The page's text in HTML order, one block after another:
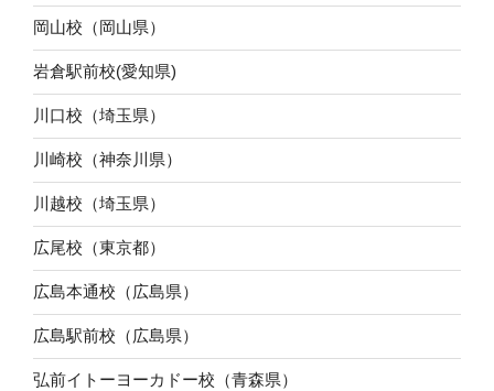
岡山校（岡山県）
岩倉駅前校(愛知県)
川口校（埼玉県）
川崎校（神奈川県）
川越校（埼玉県）
広尾校（東京都）
広島本通校（広島県）
広島駅前校（広島県）
弘前イトーヨーカドー校（青森県）